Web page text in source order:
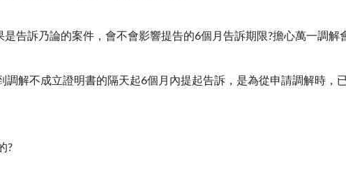
告訴乃論的案件，會不會影響提告的6個月告訴期限?擔心萬一調解
調解不成立證明書的隔天起6個月內提起告訴，是為從申請調解時，
?